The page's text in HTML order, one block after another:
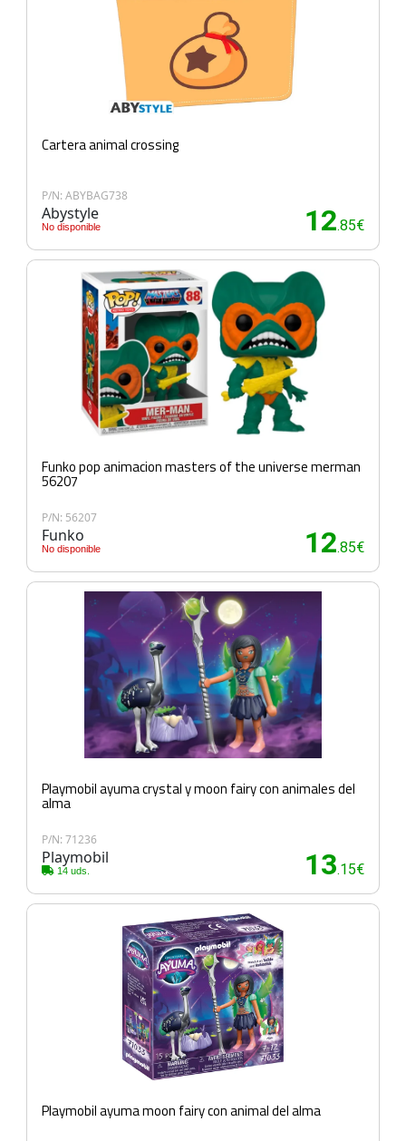
Cartera animal crossing
P/N: ABYBAG738
Abystyle
No disponible 12.85€
Funko pop animacion masters of the universe merman
56207
P/N: 56207
Funko
No disponible 12.85€
Playmobil ayuma crystal y moon fairy con animales del
alma
P/N: 71236
Playmobil
14 uds. 13.15€
Playmobil ayuma moon fairy con animal del alma